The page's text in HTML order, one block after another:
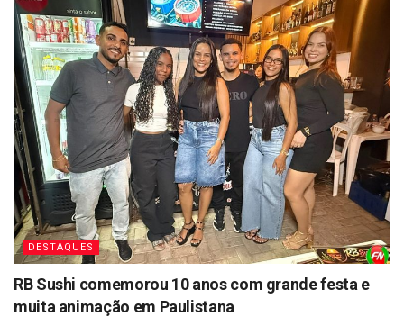
DESTAQUES
RB Sushi comemorou 10 anos com grande festa e
muita animação em Paulistana